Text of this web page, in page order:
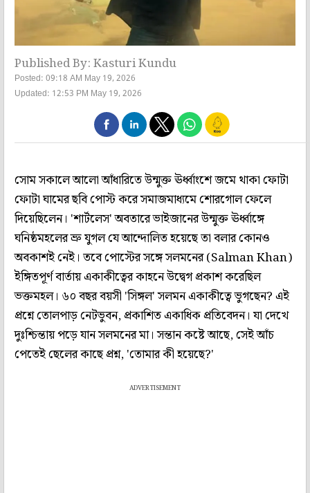
Published By: Kasturi Kundu
Posted: 09:18 AM May 19, 2026
Updated: 12:53 PM May 19, 2026
সোম সকালে আলো আঁধারিতে উন্মুক্ত ঊর্ধ্বাংশে জমে থাকা ফোটা
ফোটা ঘামের ছবি পোস্ট করে সমাজমাধ্যমে শোরগোল ফেলে
দিয়েছিলেন। 'শার্টলেস' অবতারে ভাইজানের উন্মুক্ত ঊর্ধ্বাঙ্গে
ঘনিষ্ঠমহলের ভ্রু যুগল যে আন্দোলিত হয়েছে তা বলার কোনও
অবকাশই নেই। তবে পোস্টের সঙ্গে সলমনের (Salman Khan)
ইঙ্গিতপূর্ণ বার্তায় একাকীত্বের কাহনে উদ্বেগ প্রকাশ করেছিল
ভক্তমহল। ৬০ বছর বয়সী 'সিঙ্গল' সলমন একাকীত্বে ভুগছেন? এই
প্রশ্নে তোলপাড় নেটভুবন, প্রকাশিত একাধিক প্রতিবেদন। যা দেখে
দুঃশ্চিন্তায় পড়ে যান সলমনের মা। সন্তান কষ্টে আছে, সেই আঁচ
পেতেই ছেলের কাছে প্রশ্ন, 'তোমার কী হয়েছে?'
ADVERTISEMENT